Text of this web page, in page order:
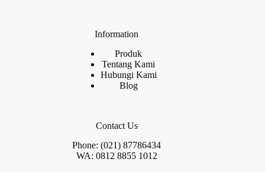
Information
Produk
Tentang Kami
Hubungi Kami
Blog
Contact Us
Phone: (021) 87786434
WA: 0812 8855 1012